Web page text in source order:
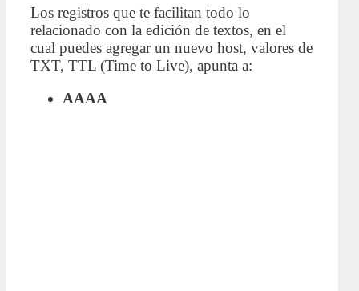
Los registros que te facilitan todo lo
relacionado con la edición de textos, en el
cual puedes agregar un nuevo host, valores de
TXT, TTL (Time to Live), apunta a:
AAAA